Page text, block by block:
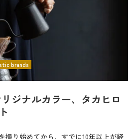
ジナルカラー、タカヒロ
撮り始めてから、すでに10年以上が経
brands